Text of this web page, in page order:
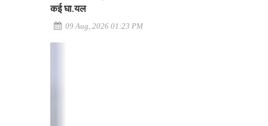
कई घा.यल
09 Aug, 2026 01:23 PM